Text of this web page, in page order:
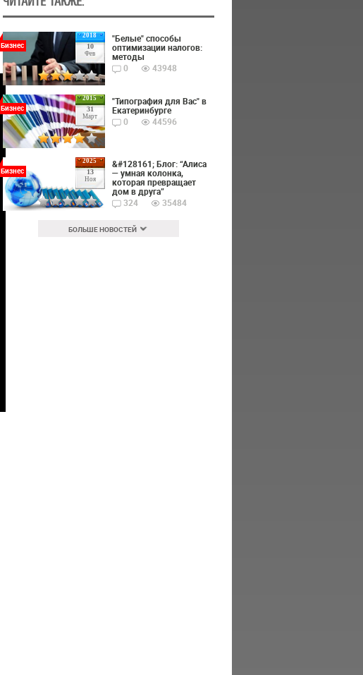
2018
10
Фев
Бизнес
"Белые" способы
оптимизации налогов:
методы
0
43948
2015
31
Март
Бизнес
"Типография для Вас" в
Екатеринбурге
0
44596
2025
13
Ноя
Бизнес
&#128161; Блог: “Алиса
— умная колонка,
которая превращает
дом в друга”
324
35484
БОЛЬШЕ НОВОСТЕЙ